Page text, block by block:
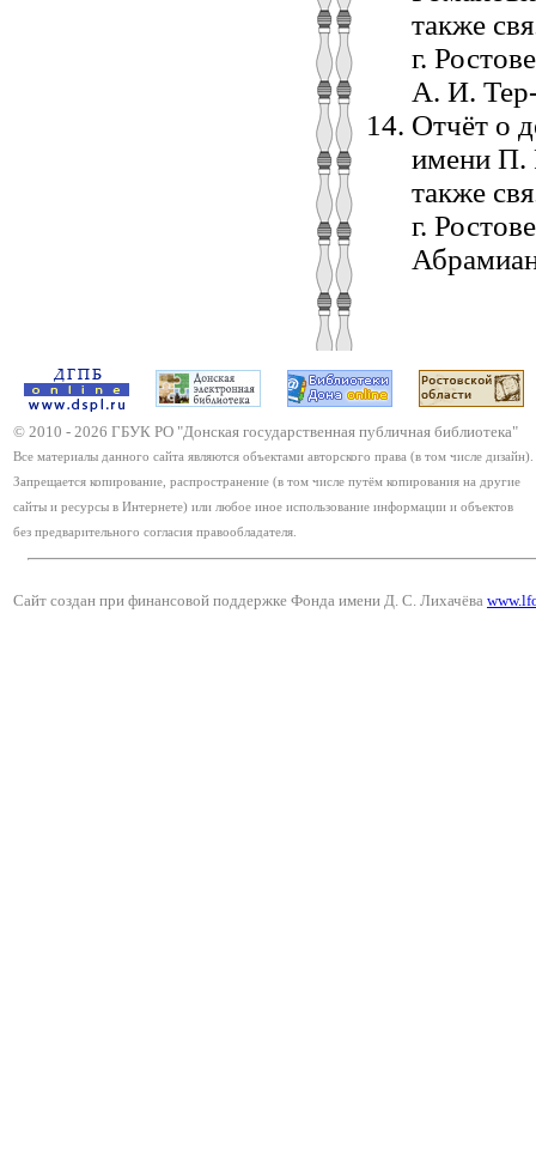
также
г.
А. И.
Отчёт о
имени П.
также
г.
© 2010 - 2026 ГБУК РО "Донская государственная публичная библиотека"
Все материалы данного сайта являются объектами авторского права (в том числе дизайн).
Запрещается копирование, распространение (в том числе путём копирования на другие
сайты и ресурсы в Интернете) или любое иное использование информации и объектов
без предварительного согласия правообладателя.
Сайт создан при финансовой поддержке Фонда имени Д. С. Лихачёва